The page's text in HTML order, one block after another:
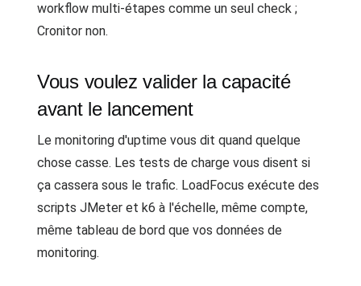
workflow multi-étapes comme un seul check ;
Cronitor non.
Vous voulez valider la capacité
avant le lancement
Le monitoring d'uptime vous dit quand quelque
chose casse. Les tests de charge vous disent si
ça cassera sous le trafic. LoadFocus exécute des
scripts JMeter et k6 à l'échelle, même compte,
même tableau de bord que vos données de
monitoring.